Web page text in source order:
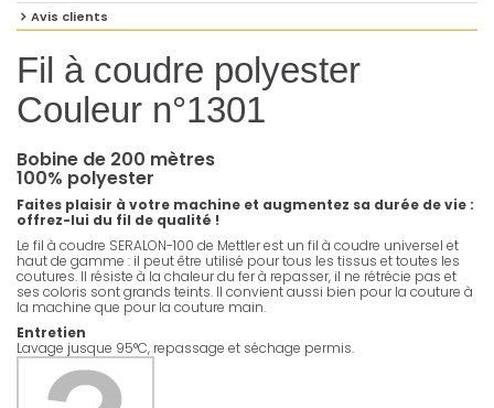
Avis clients
Fil à coudre polyester
Couleur n°1301
Bobine de 200 mètres
100% polyester
Faites plaisir à votre machine et augmentez sa durée de vie :
offrez-lui du fil de qualité !
Le fil à coudre SERALON-100 de Mettler est un fil à coudre universel et
haut de gamme : il peut être utilisé pour tous les tissus et toutes les
coutures. Il résiste à la chaleur du fer à repasser, il ne rétrécie pas et
ses coloris sont grands teints. Il convient aussi bien pour la couture à
la machine que pour la couture main.
Entretien
Lavage jusque 95°C, repassage et séchage permis.